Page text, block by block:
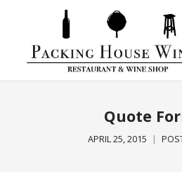
Quote
APRIL 25, 2015